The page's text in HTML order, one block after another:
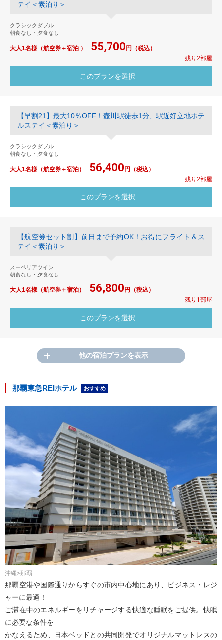
テイ＜素泊り＞
クラシックダブル
朝食なし・夕食なし
大人1名様（航空券＋宿泊 ） 55,700 円（税込）
残り2部屋
【早割21】最大10％OFF！壺川駅徒歩1分、駅近好立地ホテ
ルステイ＜素泊り＞
クラシックダブル
朝食なし・夕食なし
大人1名様（航空券＋宿泊） 56,400 円（税込）
残り2部屋
【航空券セット割】前日まで予約OK！お得にフライト＆ス
テイ＜素泊り＞
スーペリアツイン
朝食なし・夕食なし
大人1名様（航空券＋宿泊） 56,800 円（税込）
残り1部屋
他の宿泊プランを表示
那覇東急REIホテル おすすめ
沖縄>那覇
那覇空港や国際通りからすぐの市内中心地にあり、ビジネス・レジ
ャーに最適！
ご滞在中のエネルギーをリチャージする快適な睡眠をご提供。快眠
に必要な条件を
かなえるため、日本ベッドとの共同開発でオリジナルマットレスの